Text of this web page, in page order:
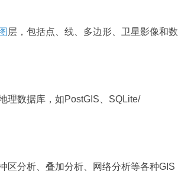
层，包括点、线、多边形、卫星影像和数
理数据库，如PostGIS、SQLite/
区分析、叠加分析、网络分析等各种GIS